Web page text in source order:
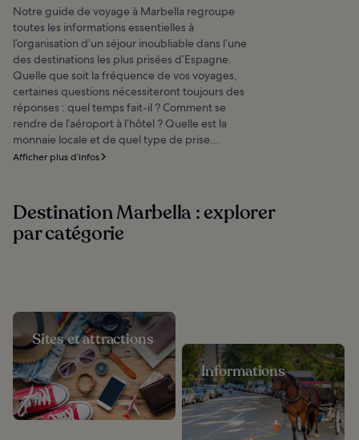
Notre guide de voyage à Marbella regroupe
toutes les informations essentielles à
l’organisation d’un séjour inoubliable dans l’une
des destinations les plus prisées d’Espagne.
Quelle que soit la fréquence de vos voyages,
certaines questions nécessiteront toujours des
réponses : quel temps fait-il ? Comment se
rendre de l’aéroport à l’hôtel ? Quelle est la
monnaie locale et de quel type de prise...
Afficher plus d’infos
Destination Marbella : explorer
par catégorie
Sites et attractions
Informations